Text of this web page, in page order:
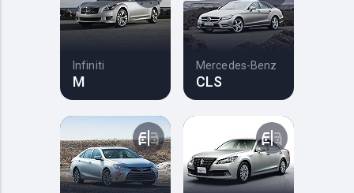
Infiniti
M
Mercedes-Benz
CLS